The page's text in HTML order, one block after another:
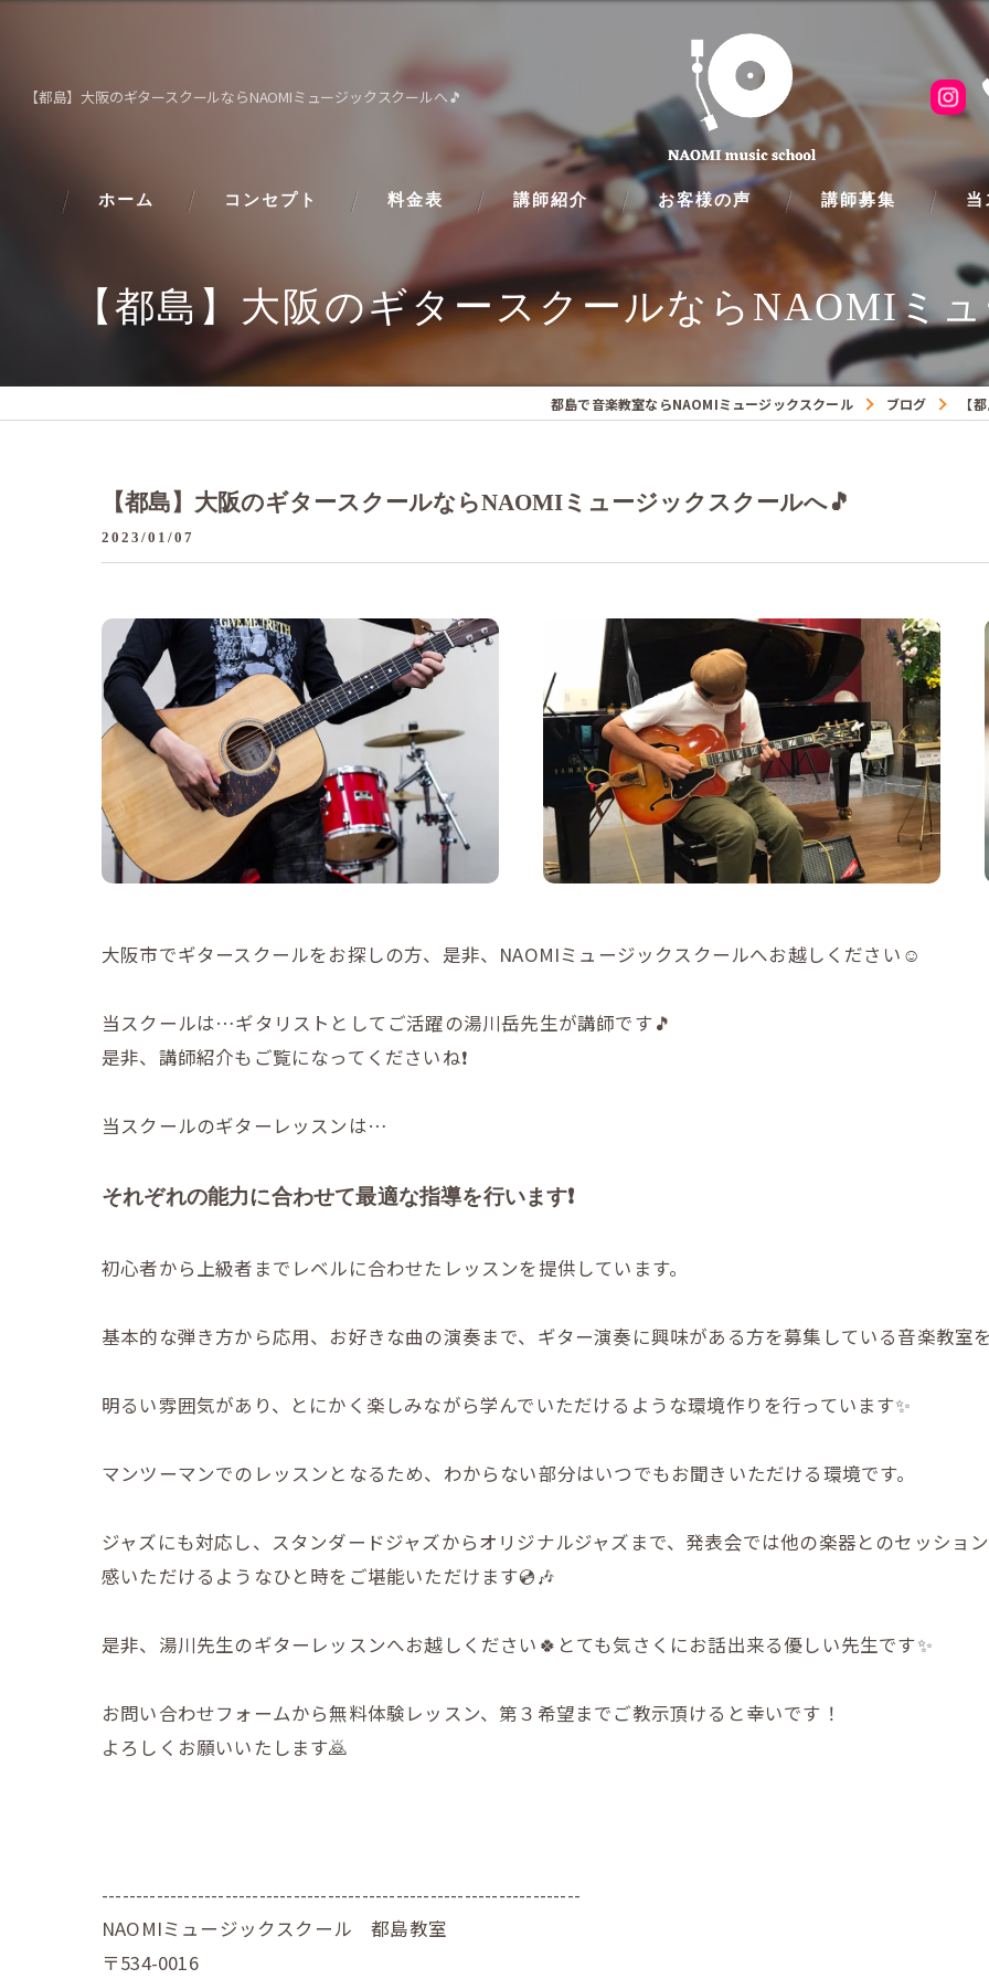
【都島】大阪のギタースクールならNAOMIミュージックスクールへ🎵
ホーム コンセプト 料金表 講師紹介 お客様の声 講師募集 当
ピア
フル
クラ
【都島】大阪のギタースクールならNAOMIミ
都島で音楽教室ならNAOMIミュージックスクール ブログ 【
【都島】大阪のギタースクールならNAOMIミュージックスクールへ🎵
2023/01/07
大阪市でギタースクールをお探しの方、是非、NAOMIミュージックスクールへお越しください☺️
当スクールは…ギタリストとしてご活躍の湯川岳先生が講師です🎵
是非、講師紹介もご覧になってくださいね❗️
当スクールのギターレッスンは…
それぞれの能力に合わせて最適な指導を行います❗️
初心者から上級者までレベルに合わせたレッスンを提供しています。
基本的な弾き方から応用、お好きな曲の演奏まで、ギター演奏に興味がある方を募集している音楽教室
明るい雰囲気があり、とにかく楽しみながら学んでいただけるような環境作りを行っています✨
マンツーマンでのレッスンとなるため、わからない部分はいつでもお聞きいただける環境です。
ジャズにも対応し、スタンダードジャズからオリジナルジャズまで、発表会では他の楽器とのセッショ
感いただけるようなひと時をご堪能いただけます💿️🎶
是非、湯川先生のギターレッスンへお越しください🍀とても気さくにお話出来る優しい先生です✨
お問い合わせフォームから無料体験レッスン、第３希望までご教示頂けると幸いです！
よろしくお願いいたします🙇
----------------------------------------------------------------------
NAOMIミュージックスクール 都島教室
〒534-0016